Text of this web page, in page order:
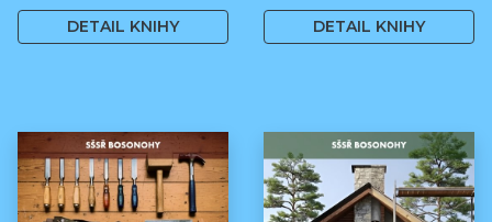
DETAIL KNIHY DETAIL KNIHY